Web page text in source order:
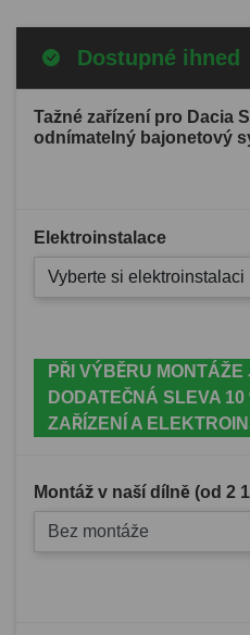
Dostupné ihned
Tažné zařízení pro Dacia
odnímatelný bajonetový
Elektroinstalace
Vyberte si elektroinstalaci
PŘI VÝBĚRU MONTÁŽE
DODATEČNÁ SLEVA
ZAŘÍZENÍ A
Montáž v naší dílně (od 2
Bez montáže